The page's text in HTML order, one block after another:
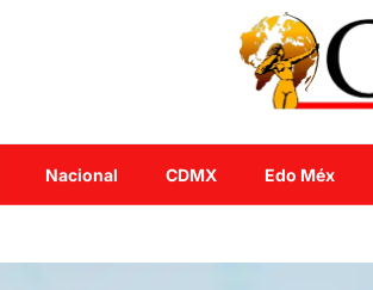
Nacional CDMX Edo Méx